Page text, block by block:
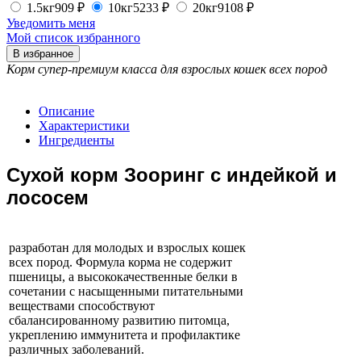
1.5кг909 ₽ 10кг5233 ₽ 20кг9108 ₽
Уведомить меня
Мой список избранного
В избранное
Корм супер-премиум класса для взрослых кошек всех пород
Описание
Характеристики
Ингредиенты
Сухой корм Зооринг с индейкой и
лососем
разработан для молодых и взрослых кошек
всех пород. Формула корма не содержит
пшеницы, а высококачественные белки в
сочетании с насыщенными питательными
веществами способствуют
сбалансированному развитию питомца,
укреплению иммунитета и профилактике
различных заболеваний.